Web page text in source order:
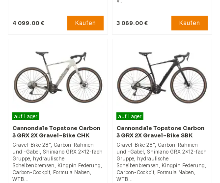
4 099.00 € Kaufen 3 069.00 € Kaufen
auf Lager
Cannondale Topstone Carbon
3 GRX 2X Gravel-Bike CHK
Gravel-Bike 28", Carbon-Rahmen
und -Gabel, Shimano GRX 2×12-fach
Gruppe, hydraulische
Scheibenbremsen, Kingpin Federung,
Carbon-Cockpit, Formula Naben,
WTB…
auf Lager
Cannondale Topstone Carbon
3 GRX 2X Gravel-Bike SBK
Gravel-Bike 28", Carbon-Rahmen
und -Gabel, Shimano GRX 2×12-fach
Gruppe, hydraulische
Scheibenbremsen, Kingpin Federung,
Carbon-Cockpit, Formula Naben,
WTB…